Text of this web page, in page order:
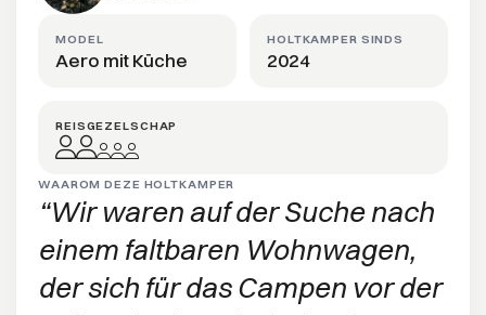
MODEL
Aero mit Küche
REISGEZELSCHAP
HOLTKAMPER SINDS
2024
WAAROM DEZE HOLTKAMPER
Wir waren auf der Suche nach
einem faltbaren Wohnwagen,
der sich für das Campen vor der